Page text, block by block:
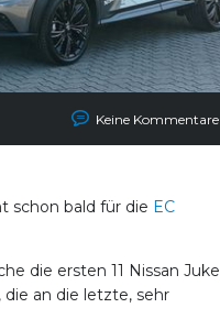
Keine Kommentare
schon bald für die EC
die ersten 11 Nissan Juke
an die letzte, sehr